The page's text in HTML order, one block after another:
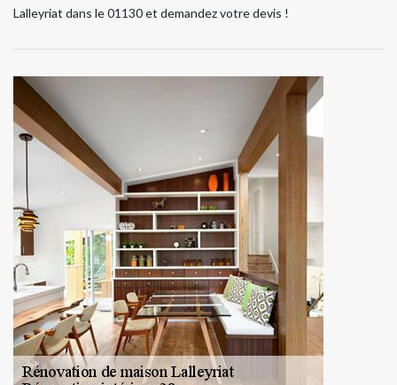
Lalleyriat dans le 01130 et demandez votre devis !